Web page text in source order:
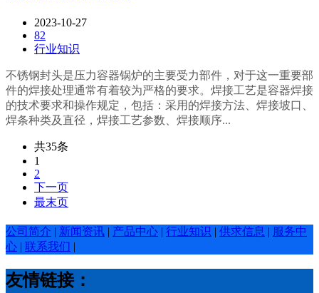
2023-10-27
82
行业知识
不锈钢封头是压力容器锅炉的主要受力部件，对于这一重要部
件的焊接处理通常有着较为严格的要求。焊接工艺是容器焊接
的技术要求和操作规定，包括：采用的焊接方法、焊接坡口、
焊条种类及直径，焊接工艺参数、焊接顺序...
共35条
1
2
下一页
最末页
公司简介 | 新闻资讯 | 产品中心 | 行业知识 | 供求信息 | 服务中
心 | 联系我们 |
友情链接：